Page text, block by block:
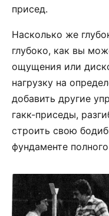
присед.
Насколько же
глубоко, как вы
ощущения или
нагрузку на
добавить другие
гакк-приседы,
строить свою
фундаменте